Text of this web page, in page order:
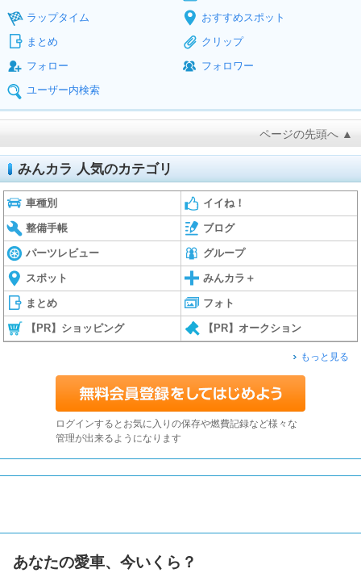
ラップタイム
おすすめスポット
まとめ
クリップ
フォロー
フォロワー
ユーザー内検索
ページの先頭へ ▲
みんカラ 人気のカテゴリ
車種別 イイね！
整備手帳 ブログ
パーツレビュー グループ
スポット みんカラ＋
まとめ フォト
【PR】ショッピング 【PR】オークション
もっと見る
ログインするとお気に入りの保存や燃費記録など様々な
管理が出来るようになります
あなたの愛車、今いくら？